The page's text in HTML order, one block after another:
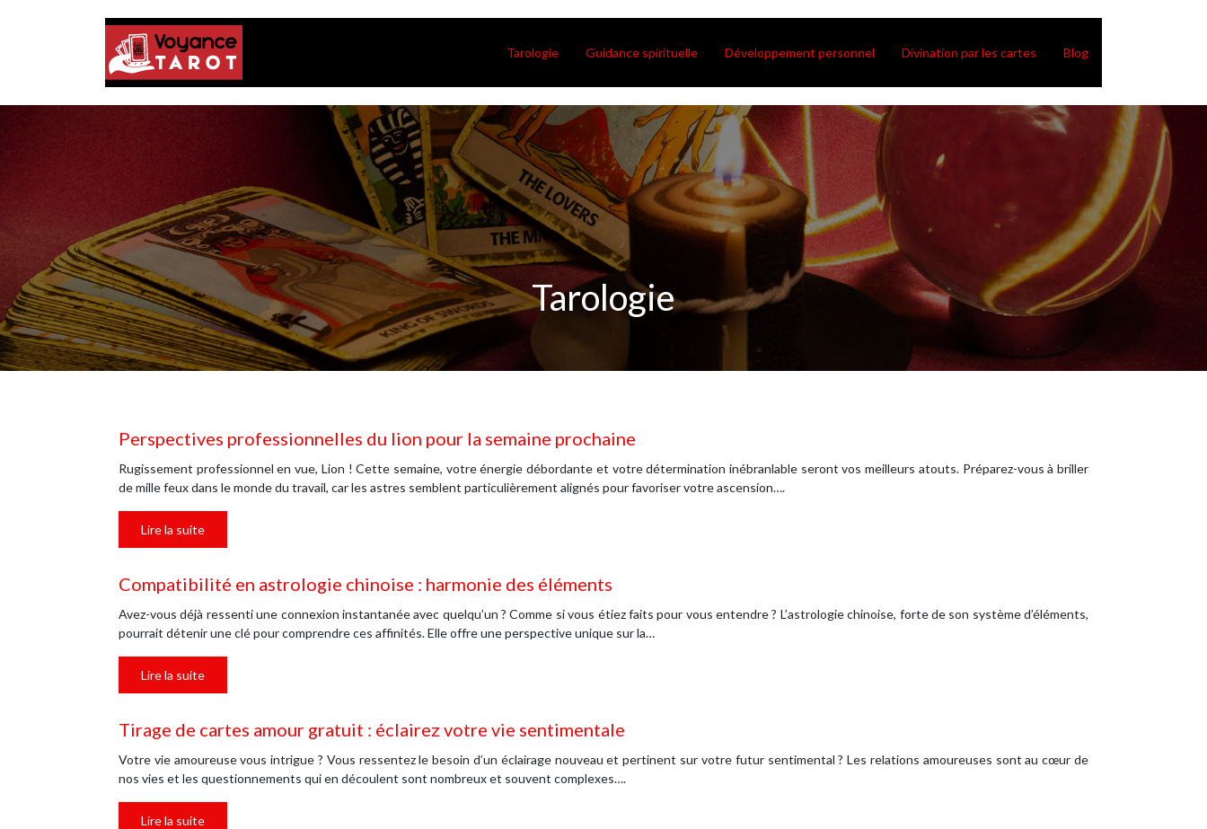
Tarologie Guidance spirituelle Développement personnel Divination par les cartes Blog
Tarologie
Perspectives professionnelles du lion pour la semaine prochaine
Rugissement professionnel en vue, Lion ! Cette semaine, votre énergie débordante et votre détermination inébranlable seront vos meilleurs atouts. Préparez-vous à briller
de mille feux dans le monde du travail, car les astres semblent particulièrement alignés pour favoriser votre ascension….
Lire la suite
Compatibilité en astrologie chinoise : harmonie des éléments
Avez-vous déjà ressenti une connexion instantanée avec quelqu’un ? Comme si vous étiez faits pour vous entendre ? L’astrologie chinoise, forte de son système d’éléments,
pourrait détenir une clé pour comprendre ces affinités. Elle offre une perspective unique sur la…
Lire la suite
Tirage de cartes amour gratuit : éclairez votre vie sentimentale
Votre vie amoureuse vous intrigue ? Vous ressentez le besoin d’un éclairage nouveau et pertinent sur votre futur sentimental ? Les relations amoureuses sont au cœur de
nos vies et les questionnements qui en découlent sont nombreux et souvent complexes….
Lire la suite